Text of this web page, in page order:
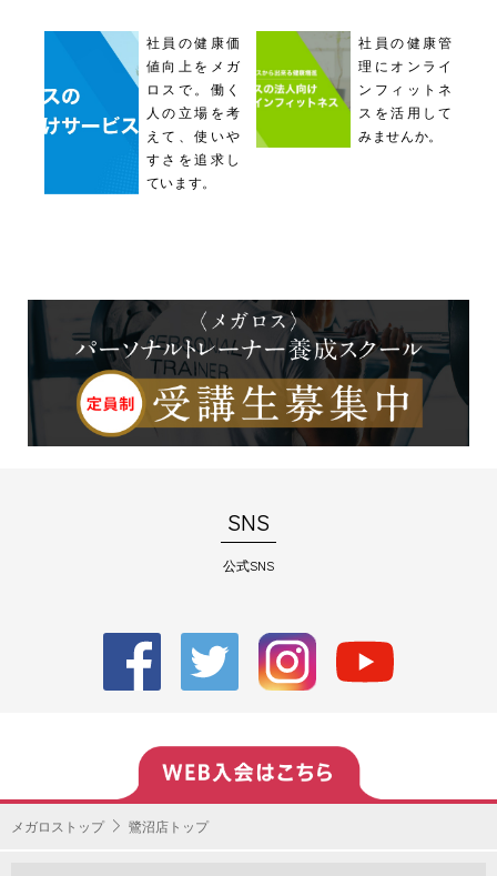
社員の健康価
値向上をメガ
ロスで。働く
人の立場を考
えて、使いや
すさを追求し
ています。
社員の健康管
理にオンライ
ンフィットネ
スを活用して
みませんか。
SNS
公式SNS
メガロストップ 鷺沼店トップ